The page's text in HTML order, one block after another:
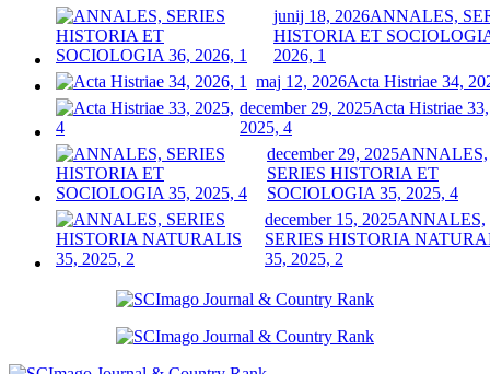
junij 18, 2026ANNALES,
HISTORIA ET
2026, 1
maj 12, 2026Acta Histriae 34,
december 29, 2025Acta Histriae 33,
2025, 4
december 29, 2025ANNALES,
SERIES HISTORIA ET
SOCIOLOGIA 35, 2025, 4
december 15, 2025ANNALES,
SERIES HISTORIA
35, 2025, 2